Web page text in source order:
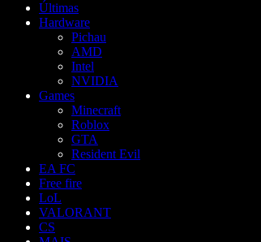
Últimas
Hardware
Pichau
AMD
Intel
NVIDIA
Games
Minecraft
Roblox
GTA
Resident Evil
EA FC
Free fire
LoL
VALORANT
CS